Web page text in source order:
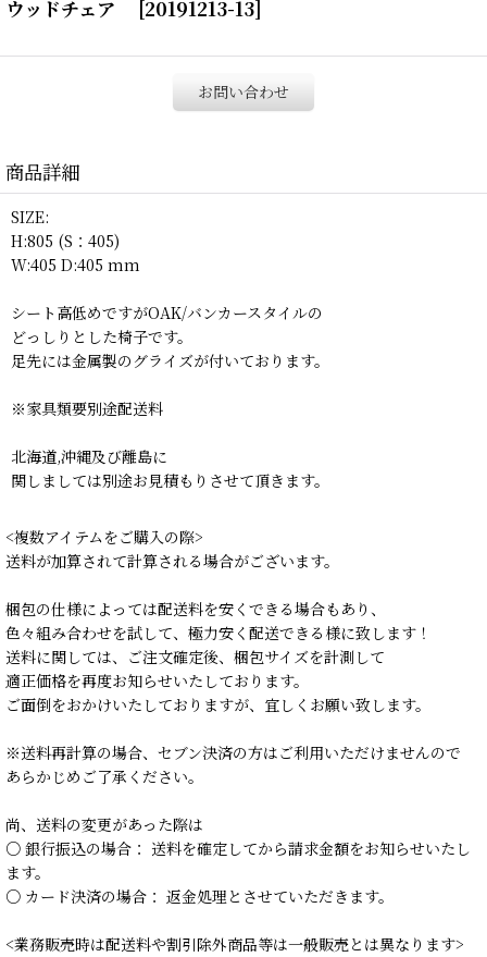
ウッドチェア [20191213-13]
お問い合わせ
商品詳細
SIZE:
H:805 (S：405)
W:405 D:405 mm
シート高低めですがOAK/バンカースタイルの
どっしりとした椅子です。
足先には金属製のグライズが付いております。
※家具類要別途配送料
北海道,沖縄及び離島に
関しましては別途お見積もりさせて頂きます。
<複数アイテムをご購入の際>
送料が加算されて計算される場合がございます。
梱包の仕様によっては配送料を安くできる場合もあり、
色々組み合わせを試して、極力安く配送できる様に致します！
送料に関しては、ご注文確定後、梱包サイズを計測して
適正価格を再度お知らせいたしております。
ご面倒をおかけいたしておりますが、宜しくお願い致します。
※送料再計算の場合、セブン決済の方はご利用いただけませんので
あらかじめご了承ください。
尚、送料の変更があった際は
○ 銀行振込の場合： 送料を確定してから請求金額をお知らせいたし
ます。
○ カード決済の場合： 返金処理とさせていただきます。
<業務販売時は配送料や割引除外商品等は一般販売とは異なります>